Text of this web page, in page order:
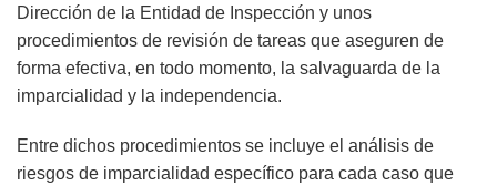
Dirección de la Entidad de Inspección y unos
procedimientos de revisión de tareas que aseguren de
forma efectiva, en todo momento, la salvaguarda de la
imparcialidad y la independencia.
Entre dichos procedimientos se incluye el análisis de
riesgos de imparcialidad específico para cada caso que